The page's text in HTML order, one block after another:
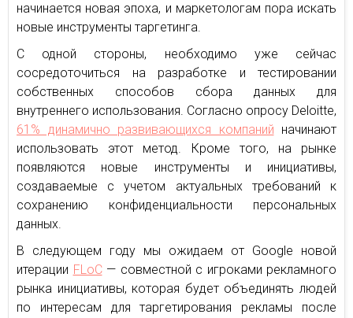
начинается новая эпоха, и маркетологам пора искать
новые инструменты таргетинга.
С одной стороны, необходимо уже сейчас
сосредоточиться на разработке и тестировании
собственных способов сбора данных для
внутреннего использования. Согласно опросу Deloitte,
61% динамично развивающихся компаний начинают
использовать этот метод. Кроме того, на рынке
появляются новые инструменты и инициативы,
создаваемые с учетом актуальных требований к
сохранению конфиденциальности персональных
данных.
В следующем году мы ожидаем от Google новой
итерации FLoC— совместной с игроками рекламного
рынка инициативы, которая будет объединять людей
по интересам для таргетирования рекламы после